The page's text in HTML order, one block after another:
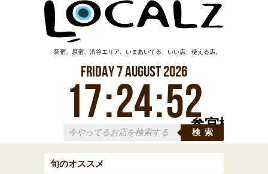
参宮橋
新宿、原宿、渋谷エリア。いまあいてる、いい店、使える店。
Friday7August2026
17:24:53
検索
旬のオススメ